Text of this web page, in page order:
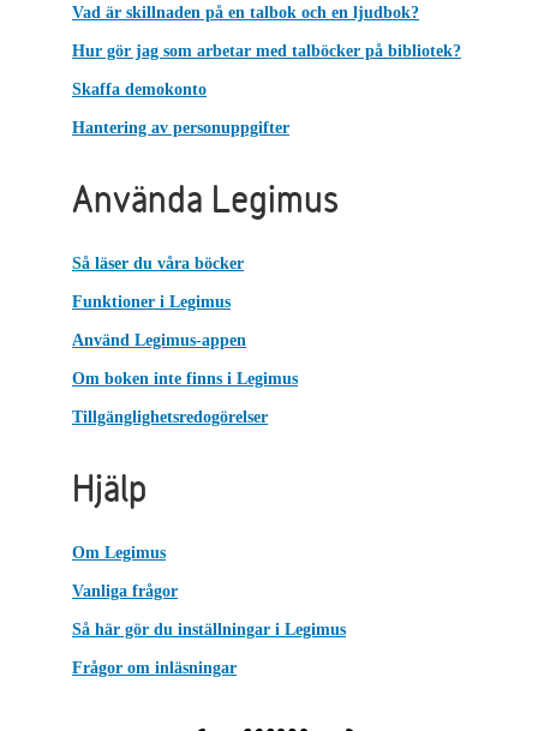
Vad är skillnaden på en talbok och en ljudbok?
Hur gör jag som arbetar med talböcker på bibliotek?
Skaffa demokonto
Hantering av personuppgifter
Använda Legimus
Så läser du våra böcker
Funktioner i Legimus
Använd Legimus-appen
Om boken inte finns i Legimus
Tillgänglighetsredogörelser
Hjälp
Om Legimus
Vanliga frågor
Så här gör du inställningar i Legimus
Frågor om inläsningar